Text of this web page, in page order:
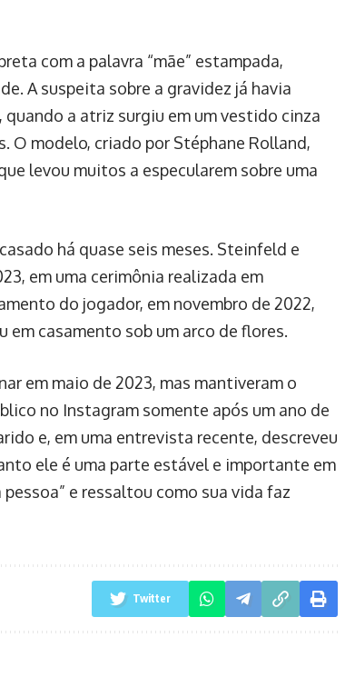
com a palavra “mãe” estampada,
A suspeita sobre a gravidez já havia
quando a atriz surgiu em um vestido cinza
O modelo, criado por Stéphane Rolland,
levou muitos a especularem sobre uma
há quase seis meses. Steinfeld e
em uma cerimônia realizada em
do jogador, em novembro de 2022,
casamento sob um arco de flores.
em maio de 2023, mas mantiveram o
no Instagram somente após um ano de
e, em uma entrevista recente, descreveu
ele é uma parte estável e importante em
e ressaltou como sua vida faz
Twitter